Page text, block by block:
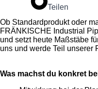
Teilen
Ob Standardprodukt oder
FRÄNKISCHE Industrial
und setzt heute Maßstäbe
uns und werde Teil unserer
Was machst du konkret